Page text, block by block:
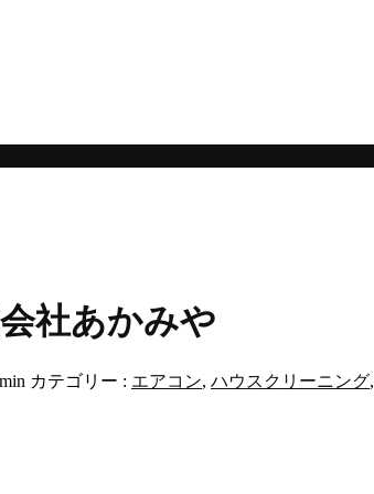
社あかみや
カテゴリー : エアコン, ハウスクリーニング,